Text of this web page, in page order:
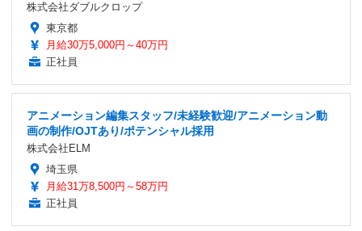
株式会社ダブルクロップ
東京都
月給30万5,000円～40万円
正社員
アニメーション編集スタッフ/未経験歓迎/アニメーション動
画の制作/OJTあり/ポテンシャル採用
株式会社ELM
埼玉県
月給31万8,500円～58万円
正社員